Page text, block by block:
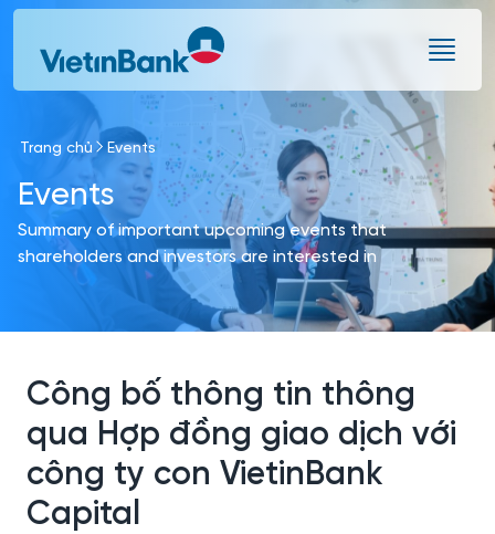
Skip to Main Content
Trang chủ Events
Events
Summary of important upcoming events that
shareholders and investors are interested in
Công bố thông tin thông
qua Hợp đồng giao dịch với
công ty con VietinBank
Capital